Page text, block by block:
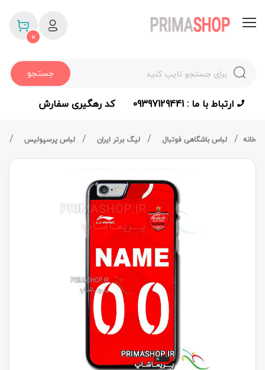
جستجو
0
ارتباط با ما : 09397129441 کد رهگیری سفارش
خانه لباس باشگاهی فوتبال لیگ برتر ایران لباس پرسپولیس